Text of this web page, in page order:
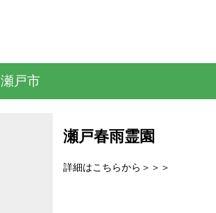
瀬戸市
瀬戸春雨霊園
詳細はこちらから＞＞＞